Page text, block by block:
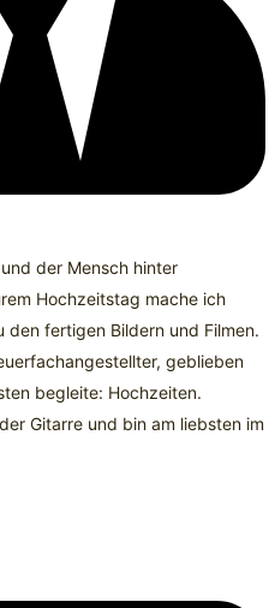
der Mensch hinter
Hochzeitstag mache ich
fertigen Bildern und Filmen.
geblieben
begleite: Hochzeiten.
Gitarre und bin am liebsten im